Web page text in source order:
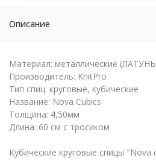
Описание
Материал: металлические
Производитель: KnitPro
Тип спиц: круговые, кубические
Название: Nova Cubics
Толщина: 4,50мм
Длина: 60 см с тросиком
Кубические круговые спицы